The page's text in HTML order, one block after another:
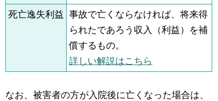
死亡逸失利益 事故で亡くならなければ、将来得
られたであろう収入（利益）を補
償するもの。
詳しい解説はこちら
なお、被害者の方が入院後に亡くなった場合は、